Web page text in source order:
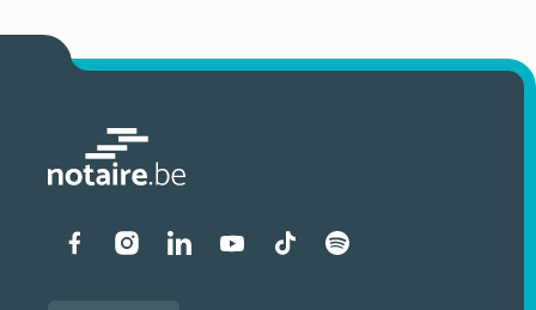
Liens vers les réseaux